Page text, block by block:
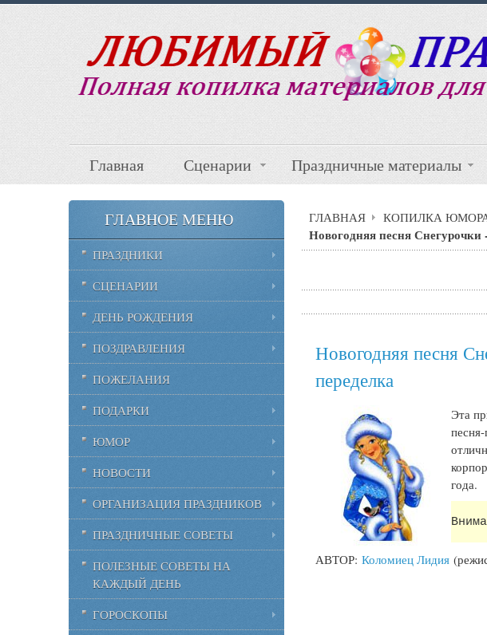
Главная Сценарии Праздничные материалы
ГЛАВНАЯ КОПИЛКА
Новогодняя песня Снегурочки
Новогодняя песня
переделка
Эта
года.
АВТОР:Коломиец Лидия
ГЛАВНОЕ МЕНЮ
ПРАЗДНИКИ
СЦЕНАРИИ
ДЕНЬ РОЖДЕНИЯ
ПОЗДРАВЛЕНИЯ
ПОЖЕЛАНИЯ
ПОДАРКИ
ЮМОР
НОВОСТИ
ОРГАНИЗАЦИЯ ПРАЗДНИКОВ
ПРАЗДНИЧНЫЕ СОВЕТЫ
ПОЛЕЗНЫЕ СОВЕТЫ НА
КАЖДЫЙ ДЕНЬ
ГОРОСКОПЫ